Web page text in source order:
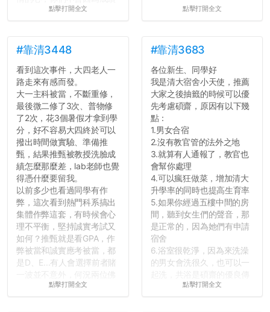
壓力而選擇逃避(作弊)，在
績無法體現你們的努力，但
往後你們正直的態度一定會
讓你們在社會上適應得更
好。最後，那些作弊的同
學，你們要瞭解到作弊對你
們而言是沒有任何好處的，
大學是你們唯一可以勇敢認
錯但不需要付出太大代價的
地方，你們在這時候如果不
會學會...
點擊打開全文 點擊打開全文
#靠清3448
看到這次事件，大四老人一
路走來有感而發。
大一主科被當，不斷重修，
最後微二修了3次、普物修
了2次，花3個暑假才拿到學
分，好不容易大四終於可以
撥出時間做實驗、準備推
甄，結果推甄被教授洗臉成
績怎麼那麼差，lab老師也覺
得憑什麼要留我。
以前多少也看過同學有作
弊，這次看到熱門科系搞出
集體作弊這套，有時候會心
理不平衡，堅持誠實考試又
如何？推甄就是看GPA，作
弊被當和誠實應考被當，都
是D、E...有人會選擇前者賭
心教授看起來要輕輕放下
點擊打開全文
#靠清3683
各位新生、同學好
我是清大宿舍小天使，推薦
大家之後抽籤的時候可以優
先考慮碩齋，原因有以下幾
點：
1.男女合宿
2.沒有教官管的法外之地
3.就算有人通報了，教官也
會幫你處理
4.可以瘋狂做菜，增加清大
升學率的同時也提高生育率
5.如果你經過五樓中間的房
間，聽到女生們的聲音，那
是正常的，因為她們有申請
宿舍
6.浴室很乾淨，因為來洗澡
的男女會洗很久，也可以一
點擊打開全文